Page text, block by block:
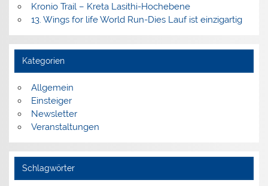
Kronio Trail – Kreta Lasithi-Hochebene
13. Wings for life World Run-Dies Lauf ist einzigartig
Kategorien
Allgemein
Einsteiger
Newsletter
Veranstaltungen
Schlagwörter